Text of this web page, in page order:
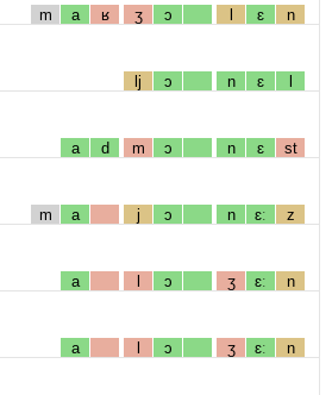
m a ʁ ʒ ɔ l ɛ n
lj ɔ n ɛ l
a d m ɔ n ɛ st
m a j ɔ n ɛː z
a l ɔ ʒ ɛː n
a l ɔ ʒ ɛː n